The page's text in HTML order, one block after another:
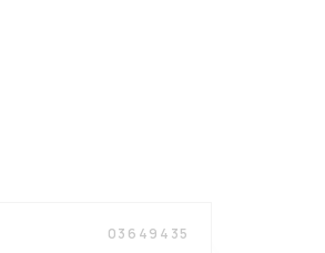
03649435